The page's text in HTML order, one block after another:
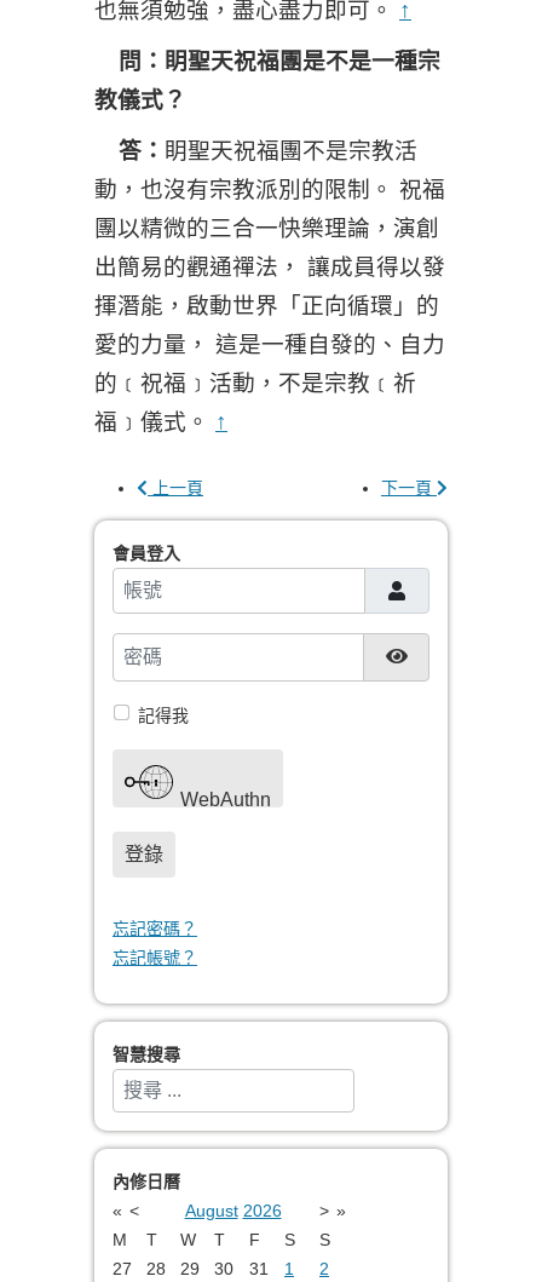
也無須勉強，盡心盡力即可。 ↑
問：眀聖天祝福團是不是一種宗
教儀式？
答： 眀聖天祝福團不是宗教活
動，也沒有宗教派別的限制。 祝福
團以精微的三合一快樂理論，演創
出簡易的觀通禪法， 讓成員得以發
揮潛能，啟動世界「正向循環」的
愛的力量， 這是一種自發的、自力
的﹝祝福﹞活動，不是宗教﹝祈
福﹞儀式。 ↑
上一頁 下一頁
會員登入
帳號
密碼 顯示密碼
記得我
WebAuthn
登錄
忘記密碼？
忘記帳號？
智慧搜尋
搜索
內修日曆
« < August 2026 > »
M
T W T F S
S
27
28 29 30 31 1 2